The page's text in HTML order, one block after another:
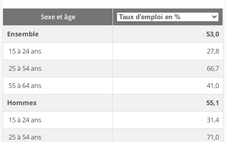
Sexe et âge
Ensemble
53,0
15 à 24 ans
27,8
25 à 54 ans
66,7
55 à 64 ans
41,0
Hommes
55,1
15 à 24 ans
31,4
25 à 54 ans
71,0